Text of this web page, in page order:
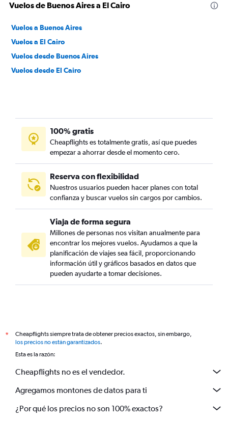
Vuelos de Buenos Aires a El Cairo
Vuelos a Buenos Aires
Vuelos a El Cairo
Vuelos desde Buenos Aires
Vuelos desde El Cairo
100% gratis
Cheapflights es totalmente gratis, así que puedes
empezar a ahorrar desde el momento cero.
Reserva con flexibilidad
Nuestros usuarios pueden hacer planes con total
confianza y buscar vuelos sin cargos por cambios.
Viaja de forma segura
Millones de personas nos visitan anualmente para
encontrar los mejores vuelos. Ayudamos a que la
planificación de viajes sea fácil, proporcionando
información útil y gráficos basados en datos que
pueden ayudarte a tomar decisiones.
*
Cheapflights siempre trata de obtener precios exactos, sin embargo,
los precios no están garantizados.
Esta es la razón:
Cheapflights no es el vendedor.
Agregamos montones de datos para ti
¿Por qué los precios no son 100% exactos?